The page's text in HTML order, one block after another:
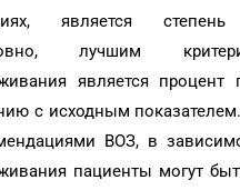
является степень
лучшим
является процент
с исходным
ВОЗ, в
пациенты могут